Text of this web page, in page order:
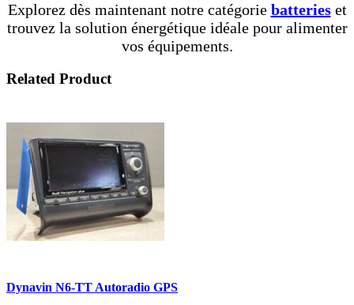
Explorez dès maintenant notre catégorie batteries et
trouvez la solution énergétique idéale pour alimenter
vos équipements.
Related Product
Dynavin N6-TT Autoradio GPS